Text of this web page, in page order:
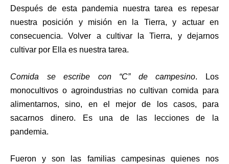
Después de esta pandemia nuestra tarea es repesar
nuestra posición y misión en la Tierra, y actuar en
consecuencia. Volver a cultivar la Tierra, y dejarnos
cultivar por Ella es nuestra tarea.
Comida se escribe con “C” de campesino. Los
monocultivos o agroindustrias no cultivan comida para
alimentarnos, sino, en el mejor de los casos, para
sacarnos dinero. Es una de las lecciones de la
pandemia.
Fueron y son las familias campesinas quienes nos